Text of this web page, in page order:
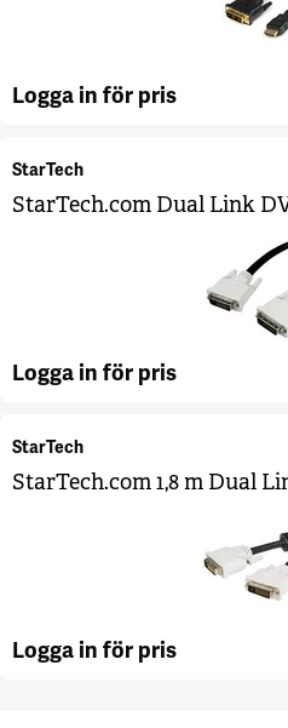
Logga in för pris
StarTech
StarTech.com Dual Link
Logga in för pris
StarTech
StarTech.com 1,8 m Dual
Logga in för pris